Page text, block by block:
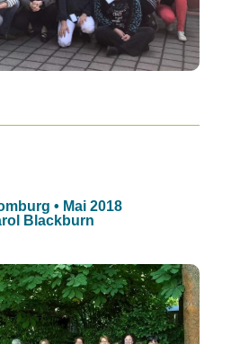
• Mai 2018
Blackburn